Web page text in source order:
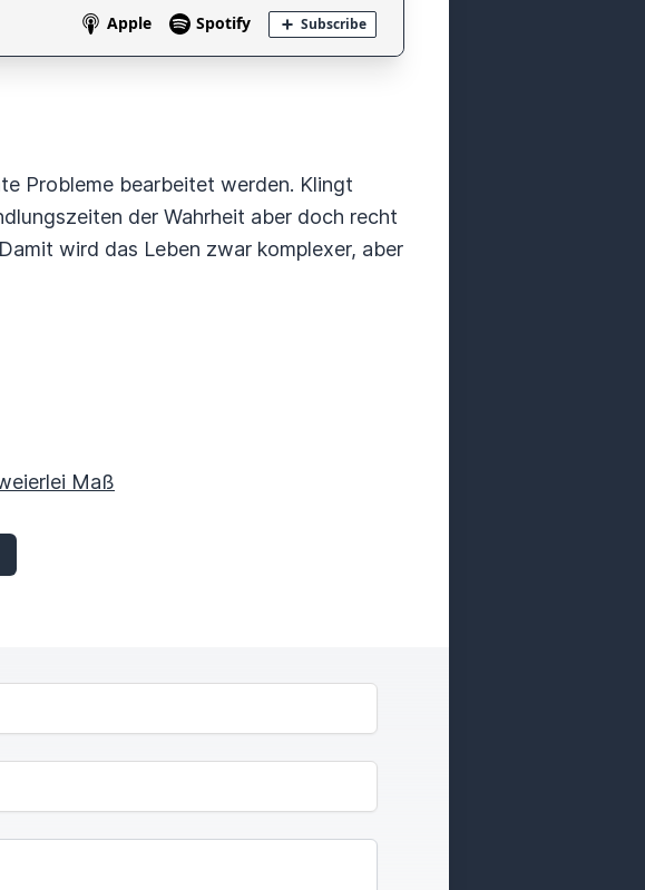
Probleme bearbeitet werden. Klingt
der Wahrheit aber doch recht
wird das Leben zwar komplexer, aber
Maß